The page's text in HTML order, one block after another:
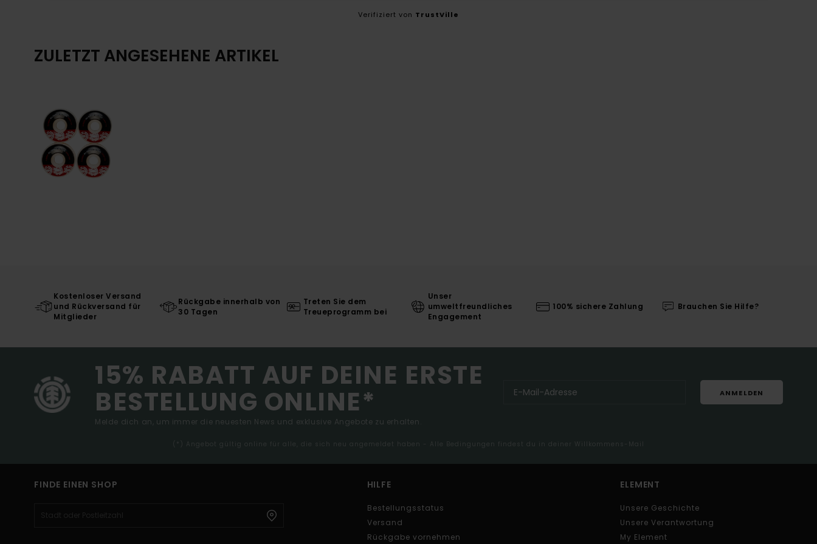
Verifiziert von TrustVille
ZULETZT ANGESEHENE ARTIKEL
Kostenloser Versand
und Rückversand für
Mitglieder
Rückgabe innerhalb von
30 Tagen
Treten Sie dem
Treueprogramm bei
Unser
umweltfreundliches
Engagement
100% sichere Zahlung Brauchen Sie Hilfe?
15% RABATT AUF DEINE ERSTE
BESTELLUNG ONLINE*
Melde dich an, um immer die neuesten News und exklusive Angebote zu erhalten.
ANMELDEN
(*) Angebot gültig online für alle, die sich neu angemeldet haben - Alle Bedingungen findest du in deiner Willkommens-Mail
FINDE EINEN SHOP HILFE
Bestellungsstatus
Versand
Rückgabe vornehmen
ELEMENT
Unsere Geschichte
Unsere Verantwortung
My Element